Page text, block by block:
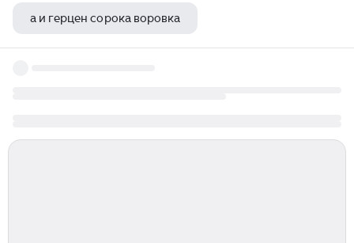
а и герцен сорока воровка